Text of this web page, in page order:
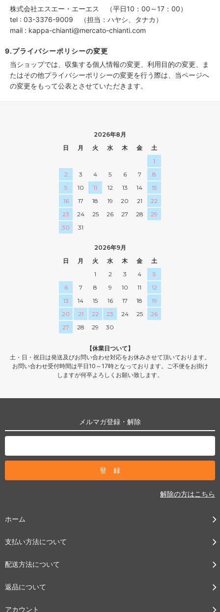
株式会社エスエー・エーエス （平日10：00～17：00）
tel : 03-3376-9009 （担当：ハヤシ、タナカ）
mail : kappa-chianti@mercato-chianti.com
9.プライバシーポリシーの変更
当ショップでは、収集する個人情報の変更、利用目的の変更、ま
たはその他プライバシーポリシーの変更を行う際は、当ページへ
の変更をもって公表とさせていただきます。
2026年8月
日
月 火 水 木 金
土
1
2
3 4 5 6 7
8
9
10 11 12 13 14
15
16
17 18 19 20 21
22
23
24 25 26 27 28
29
30
31
2026年9月
日
月 火 水 木 金
土
1
2 3 4
5
6
7 8 9 10 11
12
13
14 15 16 17 18
19
20
21 22 23 24 25
26
27
28 29 30
【休業日ついて】
土・日・祝日は発送及びお問い合わせ対応をお休みさせて頂いております。
お問い合わせ受付時間は平日10～17時となっております。ご不便をお掛け
しますが何卒よろしくお願い致します。
メルマガ登録・解除
解除の方はこちら
ホーム
支払い方法について
配送方法について
返品について
アカウント